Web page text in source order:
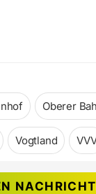
Oberer
Vogtland